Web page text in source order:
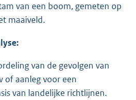
van een boom, gemeten op
maaiveld.
van de gevolgen van
of aanleg voor een
van landelijke richtlijnen.